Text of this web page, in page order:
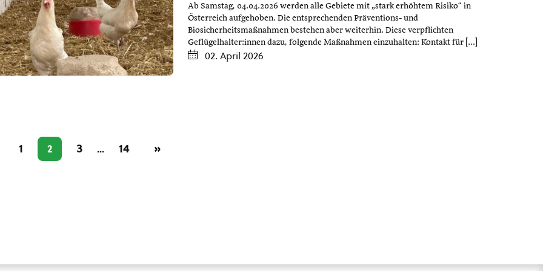
Ab Samstag, 04.04.2026 werden alle Gebiete mit „stark erhöhtem Risiko“ in
Österreich aufgehoben. Die entsprechenden Präventions- und
Biosicherheitsmaßnahmen bestehen aber weiterhin. Diese verpflichten
Geflügelhalter:innen dazu, folgende Maßnahmen einzuhalten: Kontakt für […]
02. April 2026
1 2 3 … 14 »